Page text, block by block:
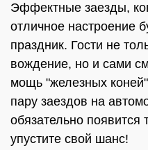
Эффектные заезды,
отличное настроение
праздник. Гости не
вождение, но и сами
мощь "железных
пару заездов на
обязательно появится
упустите свой шанс!